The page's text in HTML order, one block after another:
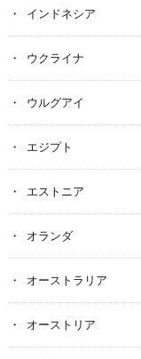
インドネシア
ウクライナ
ウルグアイ
エジプト
エストニア
オランダ
オーストラリア
オーストリア